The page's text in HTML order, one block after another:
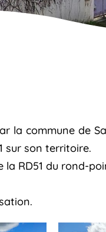
la commune de
sur son territoire.
la RD51 du rond-